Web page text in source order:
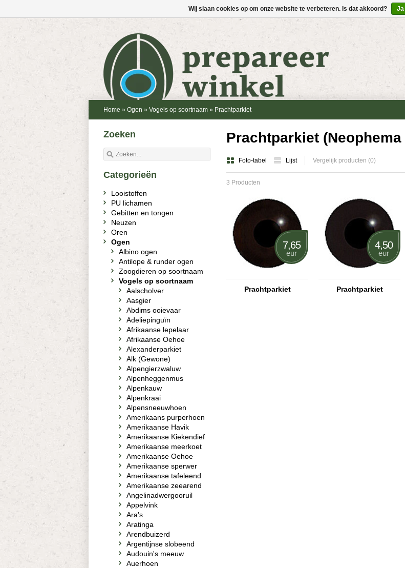
Home » Ogen » Vogels op soortnaam » Prachtparkiet
Prachtparkiet
Foto-tabel Lijst Vergelijk producten (0)
3 Producten
7,65
eur
Prachtparkiet
4,50
eur
Prachtparkiet
Zoeken
Categorieën
Looistoffen
PU lichamen
Gebitten en tongen
Neuzen
Oren
Ogen
Albino ogen
Antilope & runder ogen
Zoogdieren op soortnaam
Vogels op soortnaam
Aalscholver
Aasgier
Abdims ooievaar
Adeliepinguïn
Afrikaanse lepelaar
Afrikaanse Oehoe
Alexanderparkiet
Alk (Gewone)
Alpengierzwaluw
Alpenheggenmus
Alpenkauw
Alpenkraai
Alpensneeuwhoen
Amerikaans purperhoen
Amerikaanse Havik
Amerikaanse Kiekendief
Amerikaanse meerkoet
Amerikaanse Oehoe
Amerikaanse sperwer
Amerikaanse tafeleend
Amerikaanse zeearend
Angelinadwergooruil
Appelvink
Ara's
Aratinga
Arendbuizerd
Argentijnse slobeend
Audouin's meeuw
Auerhoen
Wij slaan cookies op om onze website te verbeteren. Is dat akkoord? Ja